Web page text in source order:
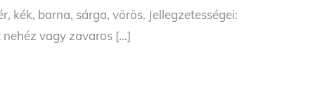
kék, barna, sárga, vörös. Jellegzetességei:
vagy zavaros […]